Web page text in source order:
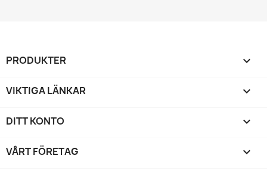
PRODUKTER 
VIKTIGA LÄNKAR 
DITT KONTO 
VÅRT FÖRETAG keyboard_arrow_down